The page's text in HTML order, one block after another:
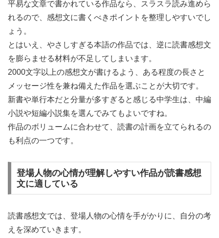
平易な文章で書かれている作品なら、スラスラ読み進めら
れるので、感想文に書くべきポイントを整理しやすいでし
ょう。
とはいえ、やさしすぎる本語の作品では、逆に読書感想文
を膨らませる材料が不足してしまいます。
2000文字以上の感想文が書けるよう、ある程度の長さと
メッセージ性を兼ね備えた作品を選ぶことが大切です。
新書や単行本だと分量が多すぎると感じる中学生は、中編
小説や短編小説集を選んでみてもよいですね。
作品のボリュームに合わせて、読書の計画を立てられるの
も利点の一つです。
登場人物の心情が理解しやすい作品が読書感想
文に適している
読書感想文では、登場人物の心情を手がかりに、自分の考
えを深めていきます。